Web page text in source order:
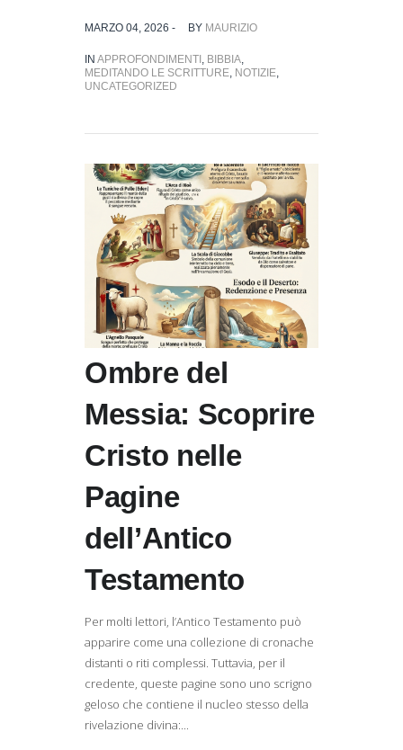
MARZO 04, 2026 - BY MAURIZIO
IN APPROFONDIMENTI , BIBBIA,
MEDITANDO LE SCRITTURE, NOTIZIE,
UNCATEGORIZED
Ombre del
Messia: Scoprire
Cristo nelle
Pagine
dell’Antico
Testamento
Per molti lettori, l’Antico Testamento può
apparire come una collezione di cronache
distanti o riti complessi. Tuttavia, per il
credente, queste pagine sono uno scrigno
geloso che contiene il nucleo stesso della
rivelazione divina:...